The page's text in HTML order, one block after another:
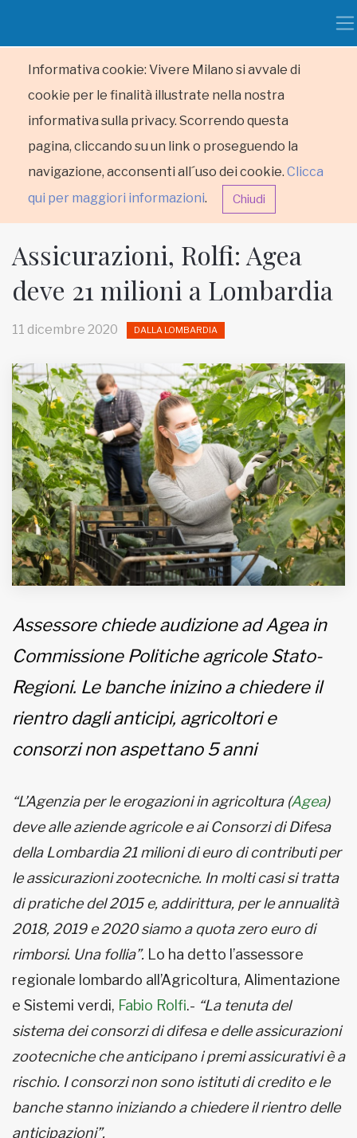
Informativa cookie: Vivere Milano si avvale di
cookie per le finalità illustrate nella nostra
informativa sulla privacy. Scorrendo questa
pagina, cliccando su un link o proseguendo la
navigazione, acconsenti all´uso dei cookie. Clicca
qui per maggiori informazioni. Chiudi
HOME
MUNICIPI
Inviateci le vostre segnalazioni
Iscriviti alla newsletter
www.viveremilano.info
Fondato e diretto da Enzo De
Bernardis
EDB edizioni - Via Brivio angolo C.
Informativa sulla privacy
Assicurazioni, Rolfi: Agea
deve 21 milioni a Lombardia
11 dicembre 2020 DALLA LOMBARDIA
Assessore chiede audizione ad Agea in
Commissione Politiche agricole Stato-
Regioni. Le banche inizino a chiedere il
rientro dagli anticipi, agricoltori e
consorzi non aspettano 5 anni
“L’Agenzia per le erogazioni in agricoltura (Agea)
deve alle aziende agricole e ai Consorzi di Difesa
della Lombardia 21 milioni di euro di contributi per
le assicurazioni zootecniche. In molti casi si tratta
di pratiche del 2015 e, addirittura, per le annualità
2018, 2019 e 2020 siamo a quota zero euro di
rimborsi. Una follia”. Lo ha detto l’assessore
regionale lombardo all’Agricoltura, Alimentazione
e Sistemi verdi, Fabio Rolfi.- “La tenuta del
sistema dei consorzi di difesa e delle assicurazioni
zootecniche che anticipano i premi assicurativi è a
rischio. I consorzi non sono istituti di credito e le
banche stanno iniziando a chiedere il rientro delle
anticipazioni”.